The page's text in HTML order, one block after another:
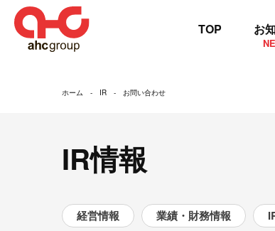
TOP お
ホーム IR お問い合わせ
IR情報
経営情報 業績・財務情報